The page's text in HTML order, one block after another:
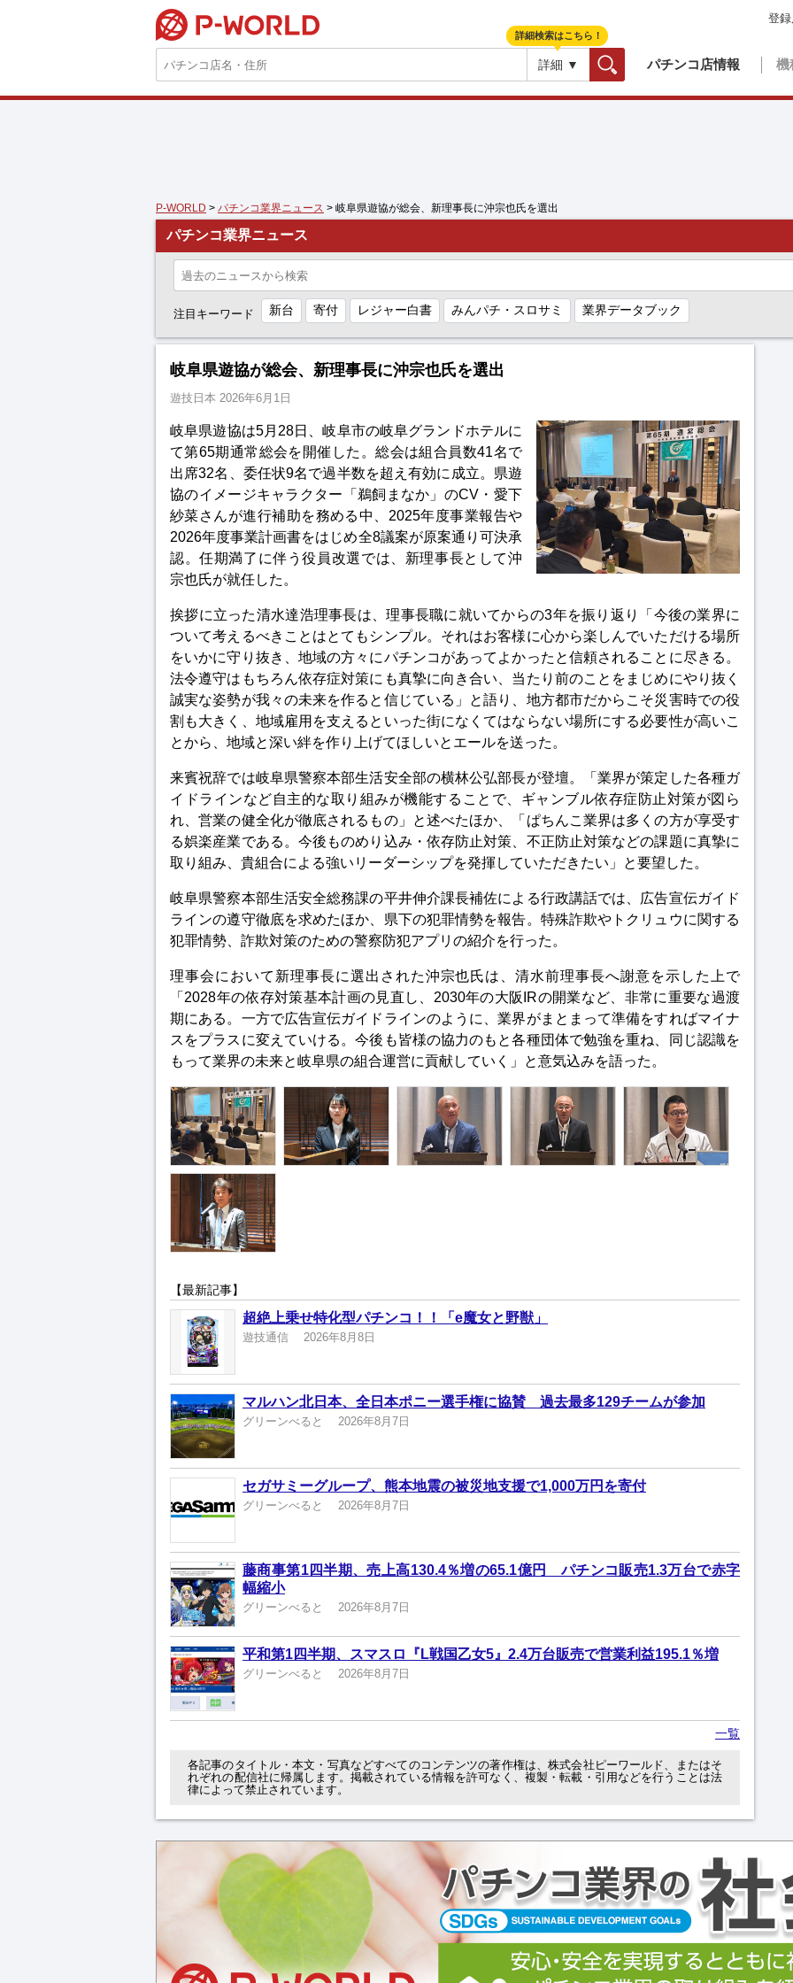
詳細 ▼ パチンコ店情報 機
登
詳細検索はこちら！
P-WORLD > パチンコ業界ニュース > 岐阜県遊協が総会、新理事長に沖宗也氏を選出
パチンコ業界ニュース
注目キーワード 新台 寄付 レジャー白書 みんパチ・スロサミ 業界データブック
岐阜県遊協が総会、新理事長に沖宗也氏を選出
遊技日本 2026年6月1日
岐阜県遊協は5月28日、岐阜市の岐阜グランドホテルに
て第65期通常総会を開催した。総会は組合員数41名で
出席32名、委任状9名で過半数を超え有効に成立。県遊
協のイメージキャラクター「鵜飼まなか」のCV・愛下
紗菜さんが進行補助を務める中、2025年度事業報告や
2026年度事業計画書をはじめ全8議案が原案通り可決承
認。任期満了に伴う役員改選では、新理事長として沖
宗也氏が就任した。
挨拶に立った清水達浩理事長は、理事長職に就いてからの3年を振り返り「今後の業界に
ついて考えるべきことはとてもシンプル。それはお客様に心から楽しんでいただける場所
をいかに守り抜き、地域の方々にパチンコがあってよかったと信頼されることに尽きる。
法令遵守はもちろん依存症対策にも真摯に向き合い、当たり前のことをまじめにやり抜く
誠実な姿勢が我々の未来を作ると信じている」と語り、地方都市だからこそ災害時での役
割も大きく、地域雇用を支えるといった街になくてはならない場所にする必要性が高いこ
とから、地域と深い絆を作り上げてほしいとエールを送った。
来賓祝辞では岐阜県警察本部生活安全部の横林公弘部長が登壇。「業界が策定した各種ガ
イドラインなど自主的な取り組みが機能することで、ギャンブル依存症防止対策が図ら
れ、営業の健全化が徹底されるもの」と述べたほか、「ぱちんこ業界は多くの方が享受す
る娯楽産業である。今後ものめり込み・依存防止対策、不正防止対策などの課題に真摯に
取り組み、貴組合による強いリーダーシップを発揮していただきたい」と要望した。
岐阜県警察本部生活安全総務課の平井伸介課長補佐による行政講話では、広告宣伝ガイド
ラインの遵守徹底を求めたほか、県下の犯罪情勢を報告。特殊詐欺やトクリュウに関する
犯罪情勢、詐欺対策のための警察防犯アプリの紹介を行った。
理事会において新理事長に選出された沖宗也氏は、清水前理事長へ謝意を示した上で
「2028年の依存対策基本計画の見直し、2030年の大阪IRの開業など、非常に重要な過渡
期にある。一方で広告宣伝ガイドラインのように、業界がまとまって準備をすればマイナ
スをプラスに変えていける。今後も皆様の協力のもと各種団体で勉強を重ね、同じ認識を
もって業界の未来と岐阜県の組合運営に貢献していく」と意気込みを語った。
【最新記事】
超絶上乗せ特化型パチンコ！！「e魔女と野獣」
遊技通信 2026年8月8日
マルハン北日本、全日本ポニー選手権に協賛 過去最多129チームが参加
グリーンべると 2026年8月7日
セガサミーグループ、熊本地震の被災地支援で1,000万円を寄付
グリーンべると 2026年8月7日
藤商事第1四半期、売上高130.4％増の65.1億円 パチンコ販売1.3万台で赤字
幅縮小
グリーンべると 2026年8月7日
平和第1四半期、スマスロ『L戦国乙女5』2.4万台販売で営業利益195.1％増
グリーンべると 2026年8月7日
一覧
各記事のタイトル・本文・写真などすべてのコンテンツの著作権は、株式会社ピーワールド、またはそ
れぞれの配信社に帰属します。掲載されている情報を許可なく、複製・転載・引用などを行うことは法
律によって禁止されています。